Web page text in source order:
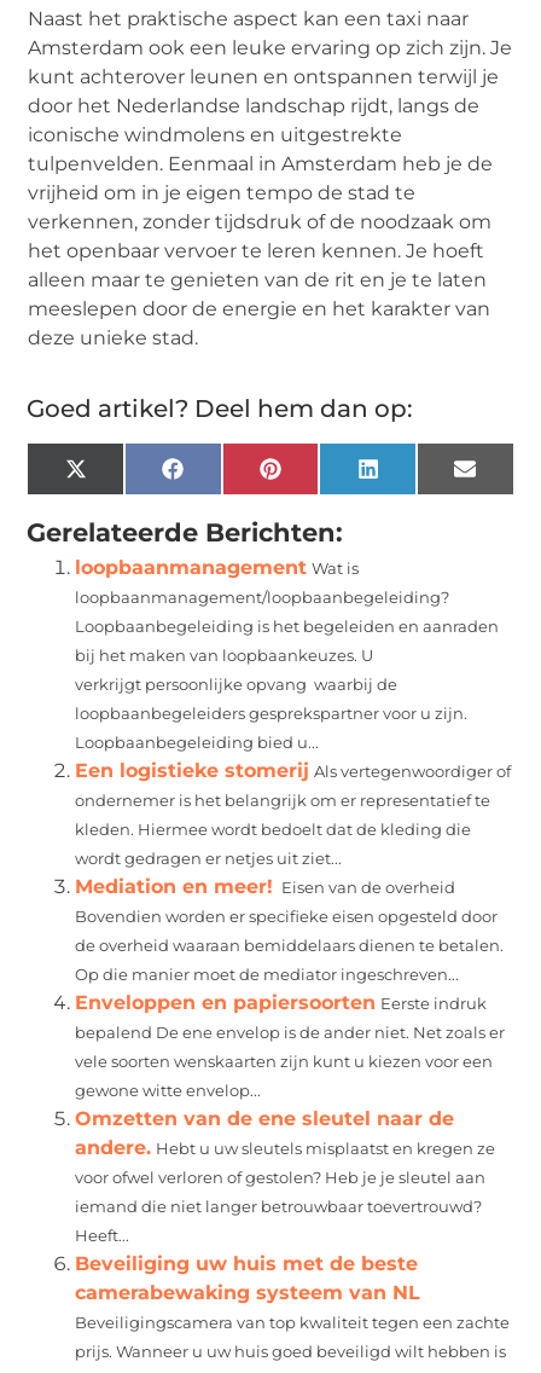
Naast het praktische aspect kan een taxi naar
Amsterdam ook een leuke ervaring op zich zijn. Je
kunt achterover leunen en ontspannen terwijl je
door het Nederlandse landschap rijdt, langs de
iconische windmolens en uitgestrekte
tulpenvelden. Eenmaal in Amsterdam heb je de
vrijheid om in je eigen tempo de stad te
verkennen, zonder tijdsdruk of de noodzaak om
het openbaar vervoer te leren kennen. Je hoeft
alleen maar te genieten van de rit en je te laten
meeslepen door de energie en het karakter van
deze unieke stad.
Goed artikel? Deel hem dan op:
X
(Twitter)
FacebookPinterest LinkedIn Email
Gerelateerde Berichten:
loopbaanmanagement Wat is
loopbaanmanagement/loopbaanbegeleiding?
Loopbaanbegeleiding is het begeleiden en aanraden
bij het maken van loopbaankeuzes. U
verkrijgt persoonlijke opvang waarbij de
loopbaanbegeleiders gesprekspartner voor u zijn.
Loopbaanbegeleiding bied u...
Een logistieke stomerij Als vertegenwoordiger of
ondernemer is het belangrijk om er representatief te
kleden. Hiermee wordt bedoelt dat de kleding die
wordt gedragen er netjes uit ziet...
Mediation en meer! Eisen van de overheid
Bovendien worden er specifieke eisen opgesteld door
de overheid waaraan bemiddelaars dienen te betalen.
Op die manier moet de mediator ingeschreven...
Enveloppen en papiersoorten Eerste indruk
bepalend De ene envelop is de ander niet. Net zoals er
vele soorten wenskaarten zijn kunt u kiezen voor een
gewone witte envelop...
Omzetten van de ene sleutel naar de
andere. Hebt u uw sleutels misplaatst en kregen ze
voor ofwel verloren of gestolen? Heb je je sleutel aan
iemand die niet langer betrouwbaar toevertrouwd?
Heeft...
Beveiliging uw huis met de beste
camerabewaking systeem van NL
Beveiligingscamera van top kwaliteit tegen een zachte
prijs. Wanneer u uw huis goed beveiligd wilt hebben is